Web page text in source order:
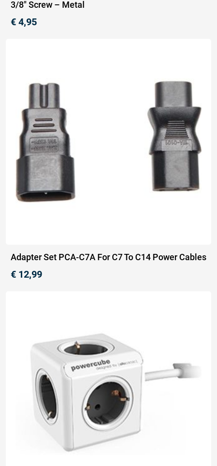
3/8″ Screw – Metal
€ 4,95
Adapter Set PCA-C7A For C7 To C14 Power Cables
€ 12,99